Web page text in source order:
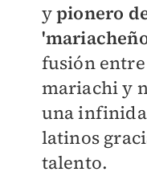
ypionero
fusión
mariachi y
una
latinos
talento.